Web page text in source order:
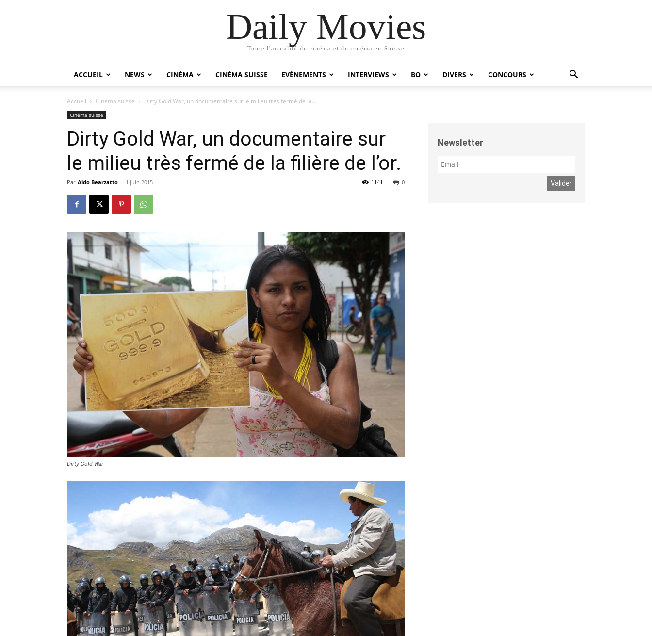
Daily Movies
Toute l'actualité du cinéma et du cinéma en Suisse
ACCUEIL NEWS CINÉMA CINÉMA SUISSE EVÉNEMENTS INTERVIEWS BO DIVERS CONCOURS
Accueil Cinéma suisse Dirty Gold War, un documentaire sur le milieu très fermé de la...
Cinéma suisse
Dirty Gold War, un documentaire sur
le milieu très fermé de la filière de l’or.
Par Aldo Bearzatto - 1 juin 2015 0
1141
Dirty Gold War
Newsletter